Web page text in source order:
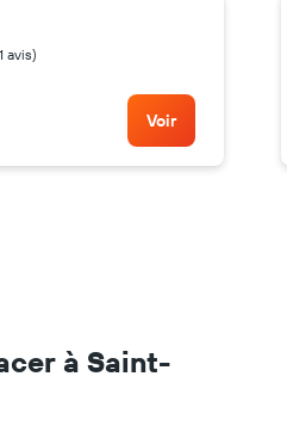
avis)
Voir
à Saint-